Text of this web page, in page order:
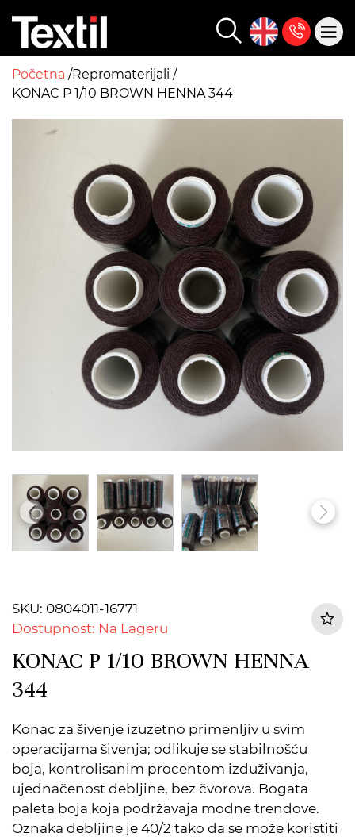
Početna Repromaterijali
KONAC P 1/10 BROWN HENNA 344
SKU: 0804011-16771
Dostupnost: Na Lageru
KONAC P 1/10 BROWN HENNA
344
Konac za šivenje izuzetno primenljiv u svim
operacijama šivenja; odlikuje se stabilnošću
boja, kontrolisanim procentom izduživanja,
ujednačenost debljine, bez čvorova. Bogata
paleta boja koja podržavaja modne trendove.
Oznaka debljine je 40/2 tako da se može koristiti